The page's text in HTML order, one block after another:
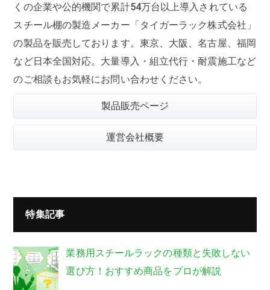
くの企業や公的機関で累計54万台以上導入されている
スチール棚の製造メーカー「タイガーラック株式会社」
の製品を販売しております。東京、大阪、名古屋、福岡
など日本全国対応。大量導入・組立代行・耐震施工など
のご相談もお気軽にお問い合わせください。
製品販売ページ
運営会社概要
特集記事
業務用スチールラックの種類と失敗しない
選び方！おすすめ商品をプロが解説